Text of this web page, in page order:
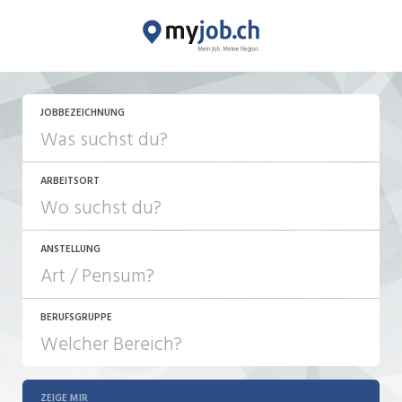
JOBBEZEICHNUNG
ARBEITSORT
ANSTELLUNG
JOB-TYP
Festanstellung
BERUFSGRUPPE
ZEIGE MIR